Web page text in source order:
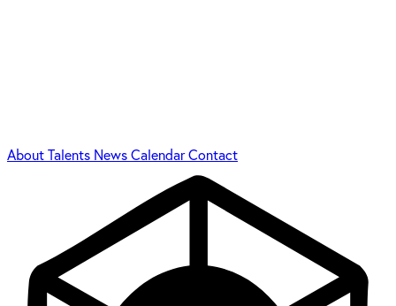
AboutTalents NewsCalendarContact